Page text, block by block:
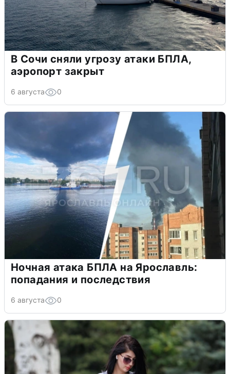
В Сочи сняли угрозу атаки БПЛА,
аэропорт закрыт
6 августа 0
Ночная атака БПЛА на Ярославль:
попадания и последствия
6 августа 0